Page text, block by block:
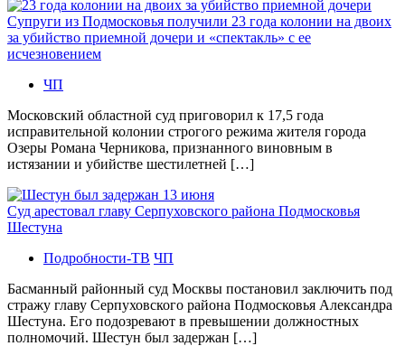
Супруги из Подмосковья получили 23 года колонии на двоих
за убийство приемной дочери и «спектакль» с ее
исчезновением
ЧП
Московский областной суд приговорил к 17,5 года
исправительной колонии строгого режима жителя города
Озеры Романа Черникова, признанного виновным в
истязании и убийстве шестилетней […]
Суд арестовал главу Серпуховского района Подмосковья
Шестуна
Подробности-ТВ ЧП
Басманный районный суд Москвы постановил заключить под
стражу главу Серпуховского района Подмосковья Александра
Шестуна. Его подозревают в превышении должностных
полномочий. Шестун был задержан […]